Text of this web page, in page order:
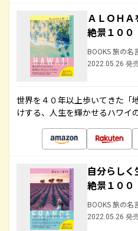
ＡＬＯＨ
絶景１００
BOOKS 旅の名
2022.05.26 発
世界を４０年以上歩いてきた「
けする、人生を輝かせるハワイ
自分らし
絶景１００
BOOKS 旅の名
2022.05.26 発